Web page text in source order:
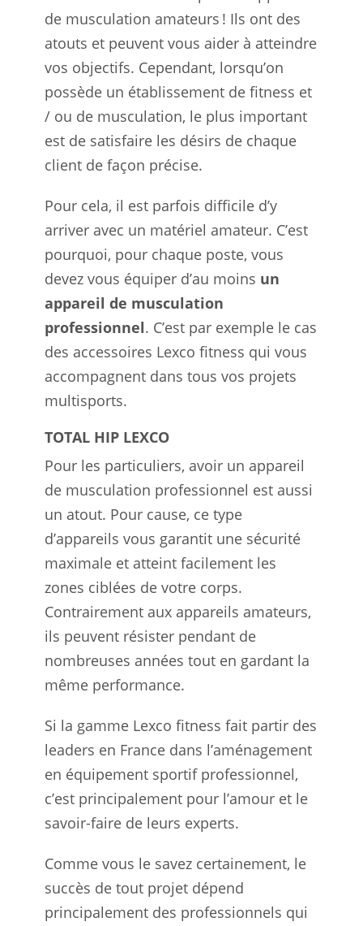
de musculation amateurs ! Ils ont des
atouts et peuvent vous aider à atteindre
vos objectifs. Cependant, lorsqu’on
possède un établissement de fitness et
/ ou de musculation, le plus important
est de satisfaire les désirs de chaque
client de façon précise.
Pour cela, il est parfois difficile d’y
arriver avec un matériel amateur. C’est
pourquoi, pour chaque poste, vous
devez vous équiper d’au moins un
appareil de musculation
professionnel. C’est par exemple le cas
des accessoires Lexco fitness qui vous
accompagnent dans tous vos projets
multisports.
TOTAL HIP LEXCO
Pour les particuliers, avoir un appareil
de musculation professionnel est aussi
un atout. Pour cause, ce type
d’appareils vous garantit une sécurité
maximale et atteint facilement les
zones ciblées de votre corps.
Contrairement aux appareils amateurs,
ils peuvent résister pendant de
nombreuses années tout en gardant la
même performance.
Si la gamme Lexco fitness fait partir des
leaders en France dans l’aménagement
en équipement sportif professionnel,
c’est principalement pour l’amour et le
savoir-faire de leurs experts.
Comme vous le savez certainement, le
succès de tout projet dépend
principalement des professionnels qui